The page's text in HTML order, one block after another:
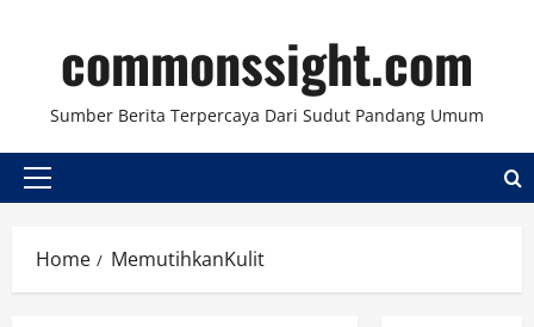
contentcommonssight.com
Sumber Berita Terpercaya Dari Sudut Pandang Umum
Primary
Home MemutihkanKulit